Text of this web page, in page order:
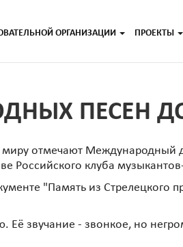
ОРГАНИЗАЦИИ ПРОЕКТЫ
ПЕСЕН
отмечают Международный
Российского клуба
"Память из Стрелецкого
Её звучание - звонкое, но